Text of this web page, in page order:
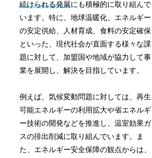
続けられる発展にも積極的に取り組んで
います。特に、地球温暖化、エネルギー
の安定供給、人材育成、食料の安定確保
といった、現代社会が直面する様々な課
題に対して、加盟国や地域が協力して事
業を展開し、解決を目指しています。
例えば、気候変動問題に対しては、再生
可能エネルギーの利用拡大や省エネルギ
ー技術の開発などを推進し、温室効果ガ
スの排出削減に取り組んでいます。ま
た、エネルギー安全保障の観点からは、